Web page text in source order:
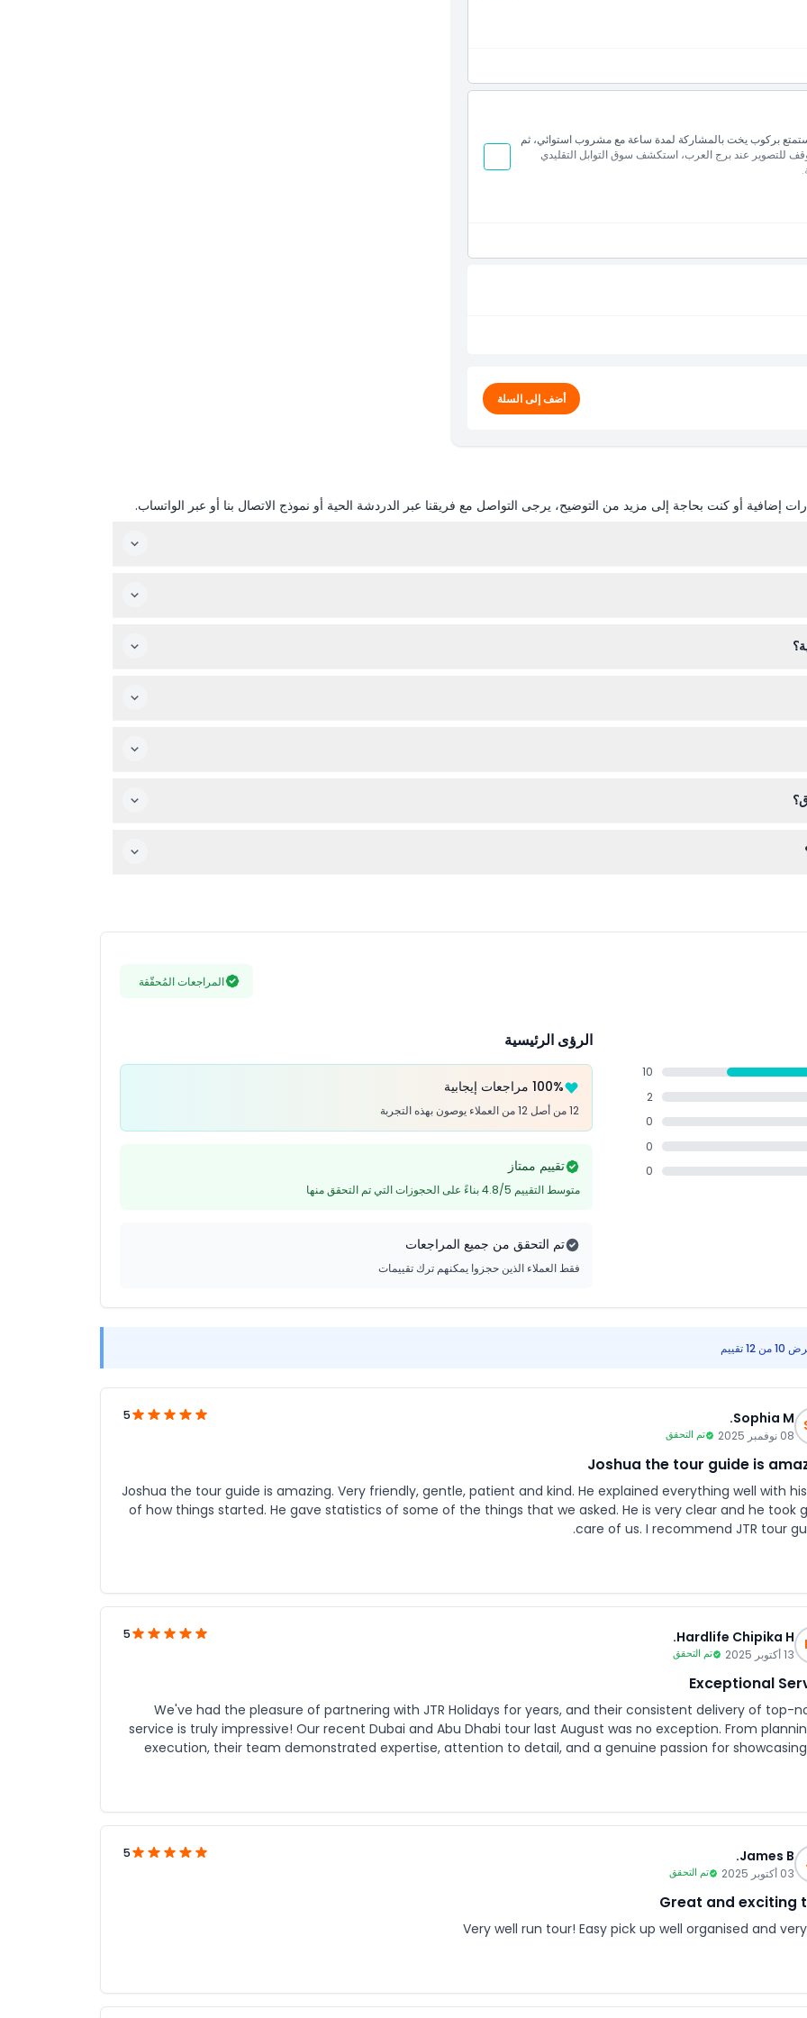
خاص من الفندق بين 8:00–9:00 صباحًا. استمتع بركوب يخت بالمشاركة لمدة ساعة مع مشروب استوائي، ثم
للتصوير عند برج العرب، استكشف سوق التوابل التقليدي
أضف إلى السلة
إضافية أو كنت بحاجة إلى مزيد من التوضيح، يرجى التواصل مع فريقنا عبر الدردشة الحية أو نموذج الاتصال بنا أو عبر الواتساب.
المراجعات المُحقّقة
10
2
0
0
0
الرؤى الرئيسية
100% مراجعات إيجابية
12 من أصل 12 من العملاء يوصون بهذه التجربة
تقييم ممتاز
متوسط التقييم 4.8/5 بناءً على الحجوزات التي تم التحقق منها
تم التحقق من جميع المراجعات
فقط العملاء الذين حجزوا يمكنهم ترك تقييمات
من 12 تقييم
Sophia M.
08 نوفمبر 2025 تم التحقق
5
Joshua the tour guide is
Joshua the tour guide is amazing. Very friendly, gentle, patient and kind. He explained everything well with
of how things started. He gave statistics of some of the things that we asked. He is very clear and he took
care of us. I recommend JTR tour
Hardlife Chipika H.
13 أكتوبر 2025 تم التحقق
5
Exceptional
We've had the pleasure of partnering with JTR Holidays for years, and their consistent delivery of top-
service is truly impressive! Our recent Dubai and Abu Dhabi tour last August was no exception. From planning to
execution, their team demonstrated expertise, attention to detail, and a genuine passion for
landmarks, immerse in local traditions, and indulge in world-class cuisine. What sets JTR Holidays apart is their
dedication to excellence, flexibility, and genuine care for their clients. They truly go above and beyond to
lifelong memories. We highly recommend JTR Holidays to anyone seeking an unforgettable UAE experience.
Thank you for another exceptional
James B.
03 أكتوبر 2025 تم التحقق
5
Great and exciting
Very well run tour! Easy pick up well organised and